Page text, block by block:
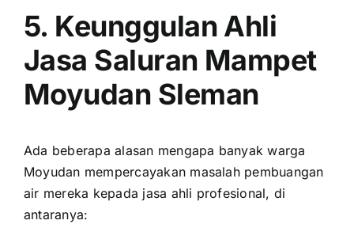
5. Keunggulan Ahli
Jasa Saluran Mampet
Moyudan Sleman
Ada beberapa alasan mengapa banyak warga
Moyudan mempercayakan masalah pembuangan
air mereka kepada jasa ahli profesional, di
antaranya: